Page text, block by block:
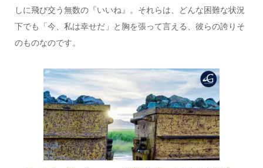
しに飛び交う無数の『いいね』。それらは、どんな困難な状況
下でも「今、私は幸せだ」と胸を張って言える、彼らの誇りそ
のものなのです。